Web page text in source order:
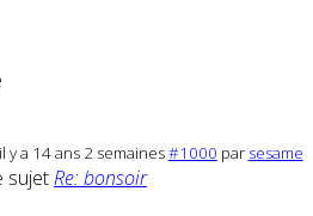
il y a 14 ans 2 semaines#1000 par sesame
sujetRe: bonsoir